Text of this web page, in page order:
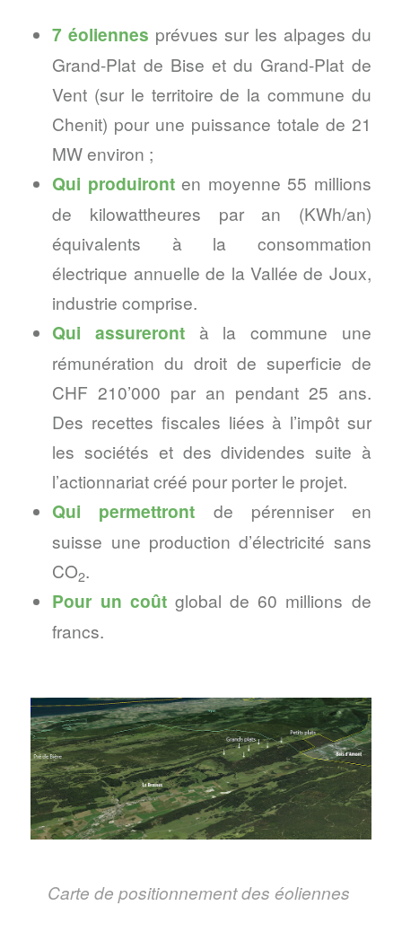
7 éoliennes prévues sur les alpages du
Grand-Plat de Bise et du Grand-Plat de
Vent (sur le territoire de la commune du
Chenit) pour une puissance totale de 21
MW environ ;
Qui produironten moyenne 55 millions
de kilowattheures par an (KWh/an)
équivalents à la consommation
électrique annuelle de la Vallée de Joux,
industrie comprise.
Qui assureront à la commune une
rémunération du droit de superficie de
CHF 210’000 par an pendant 25 ans.
Des recettes fiscales liées à l’impôt sur
les sociétés et des dividendes suite à
l’actionnariat créé pour porter le projet.
Qui permettront de pérenniser en
suisse une production d’électricité sans
CO2.
Pour un coûtglobal de 60 millions de
francs.
Carte de positionnement des éoliennes